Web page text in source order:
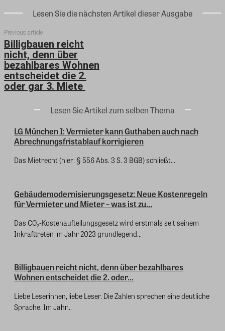
Lesen Sie die nächsten Artikel dieser Ausgabe
Previous article
Billigbauen reicht
nicht, denn über
bezahlbares Wohnen
entscheidet die 2.
oder gar 3. Miete
Lesen Sie Artikel zum selben Thema
LG München I: Vermieter kann Guthaben auch nach
Abrechnungsfristablauf korrigieren
Das Mietrecht (hier: § 556 Abs. 3 S. 3 BGB) schließt...
Gebäudemodernisierungsgesetz: Neue Kostenregeln
für Vermieter und Mieter – was ist zu...
Das CO₂-Kostenaufteilungsgesetz wird erstmals seit seinem
Inkrafttreten im Jahr 2023 grundlegend...
Billigbauen reicht nicht, denn über bezahlbares
Wohnen entscheidet die 2. oder...
Liebe Leserinnen, liebe Leser. Die Zahlen sprechen eine deutliche
Sprache. Im Jahr...